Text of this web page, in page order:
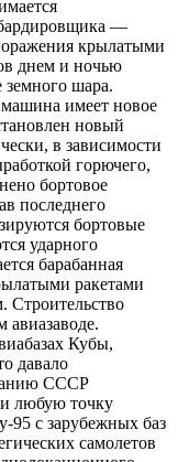
—
крылатыми
днем и ночью
шара.
имеет новое
новый
в зависимости
горючего,
бортовое
последнего
бортовые
ударного
барабанная
ракетами
Строительство
Кубы,
давало
СССР
любую точку
95 с зарубежных баз
самолетов